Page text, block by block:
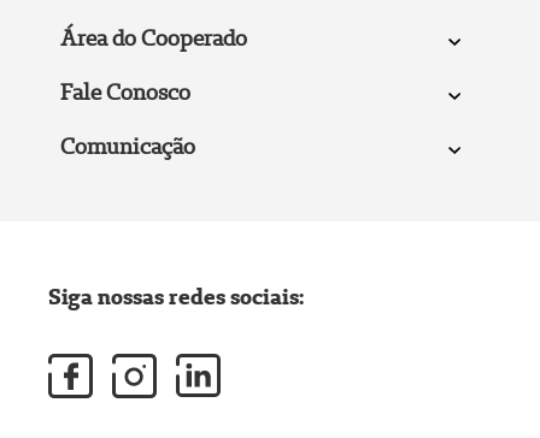
Área do Cooperado
Fale Conosco
Comunicação
Siga nossas redes sociais: